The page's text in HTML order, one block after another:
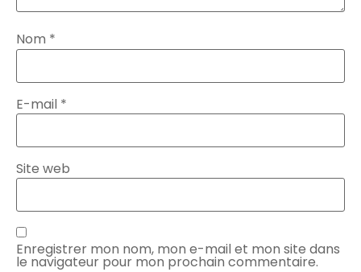
Nom *
E-mail *
Site web
Enregistrer mon nom, mon e-mail et mon site dans
le navigateur pour mon prochain commentaire.